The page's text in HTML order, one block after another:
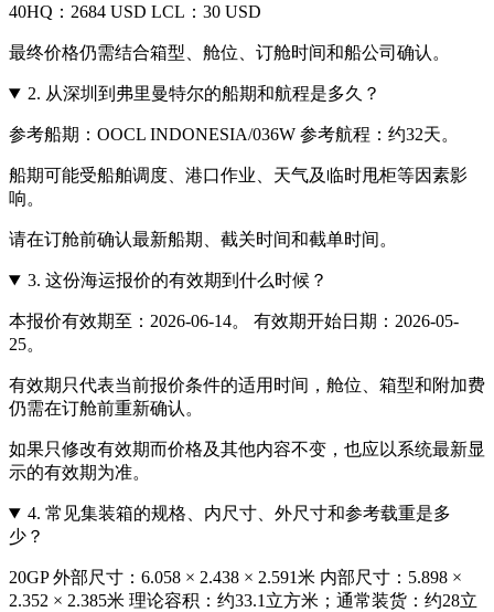
40HQ：2684 USD LCL：30 USD
最终价格仍需结合箱型、舱位、订舱时间和船公司确认。
2. 从深圳到弗里曼特尔的船期和航程是多久？
参考船期：OOCL INDONESIA/036W 参考航程：约32天。
船期可能受船舶调度、港口作业、天气及临时甩柜等因素影
响。
请在订舱前确认最新船期、截关时间和截单时间。
3. 这份海运报价的有效期到什么时候？
本报价有效期至：2026-06-14。 有效期开始日期：2026-05-
25。
有效期只代表当前报价条件的适用时间，舱位、箱型和附加费
仍需在订舱前重新确认。
如果只修改有效期而价格及其他内容不变，也应以系统最新显
示的有效期为准。
4. 常见集装箱的规格、内尺寸、外尺寸和参考载重是多
少？
20GP 外部尺寸：6.058 × 2.438 × 2.591米 内部尺寸：5.898 ×
2.352 × 2.385米 理论容积：约33.1立方米；通常装货：约28立